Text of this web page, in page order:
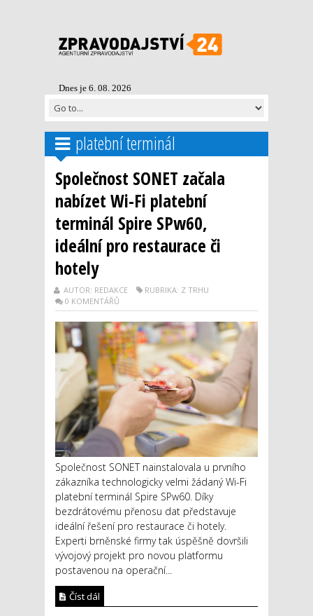
Dnes je 6. 08. 2026
platební terminál
Společnost SONET začala
nabízet Wi-Fi platební
terminál Spire SPw60,
ideální pro restaurace či
hotely
AUTOR: REDAKCE
RUBRIKA: Z TRHU
0 KOMENTÁŘŮ
Společnost SONET nainstalovala u prvního
zákazníka technologicky velmi žádaný Wi-Fi
platební terminál Spire SPw60. Díky
bezdrátovému přenosu dat představuje
ideální řešení pro restaurace či hotely.
Experti brněnské firmy tak úspěšně dovršili
vývojový projekt pro novou platformu
postavenou na operační...
Číst dál